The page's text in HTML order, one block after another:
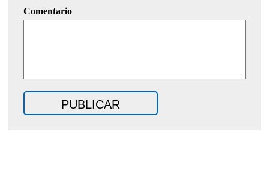
Comentario